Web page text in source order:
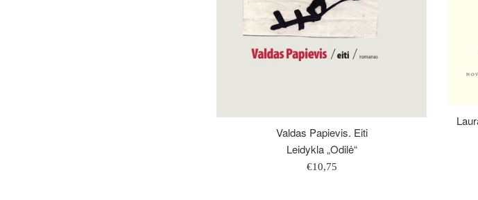
Valdas Papievis. Eiti
Leidykla „Odilė“
Įprasta
€10,75